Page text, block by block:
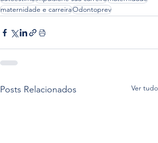
maternidade e carreiraOdontoprev
Posts Relacionados Ver tudo